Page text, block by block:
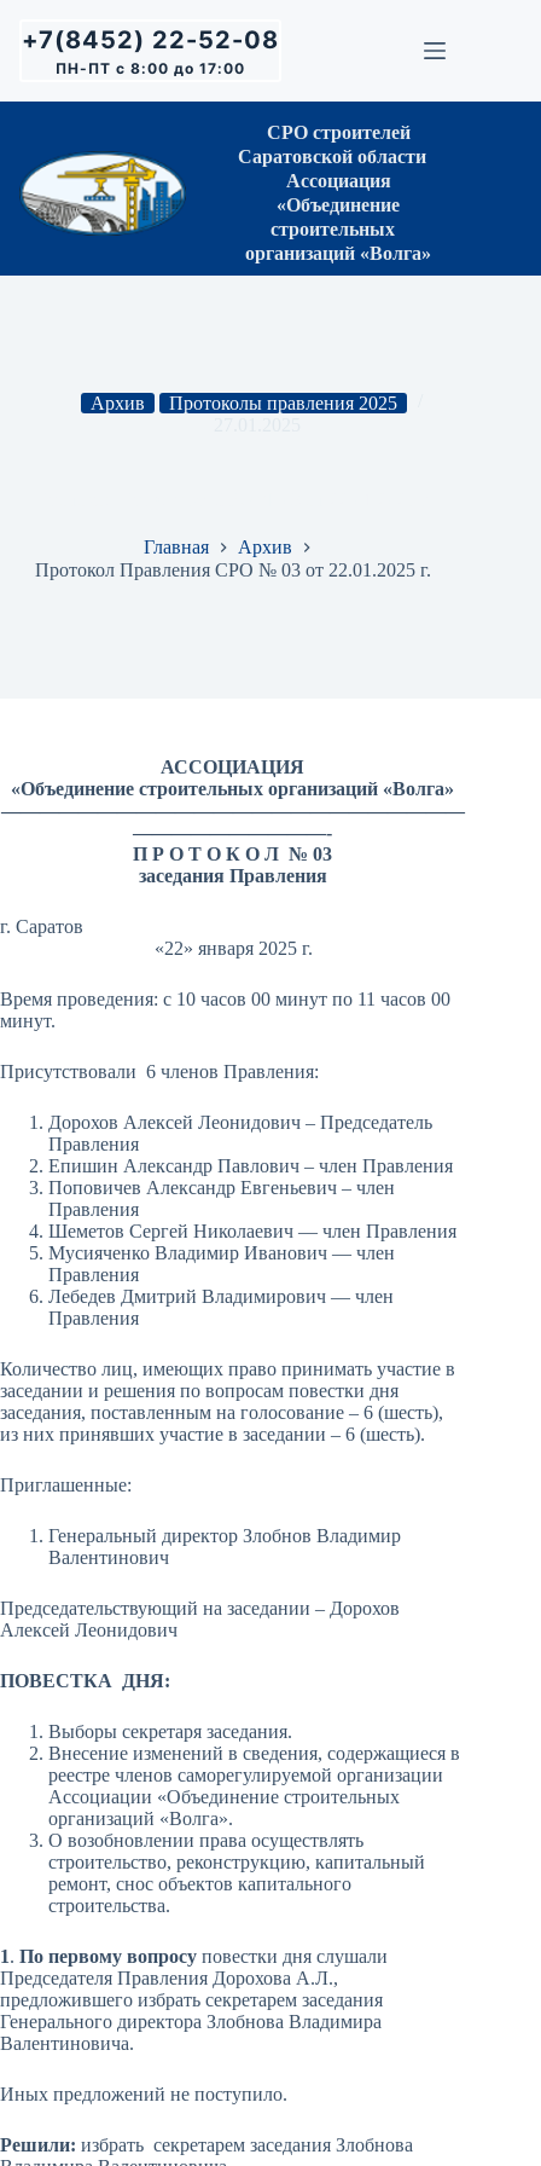
сути+7(8452) 22-52-08
ПН-ПТ с 8:00 до 17:00
СРО строителей
Саратовской области
Ассоциация
«Объединение
строительных
организаций «Волга»
Архив
Протоколы правления 2025
Главная
Архив
Протокол Правления СРО № 03 от 22.01.2025 г.
АССОЦИАЦИЯ
«Объединение строительных организаций «Волга»
————————————————————————
——————————-
П Р О Т О К О Л № 03
заседания Правления
г. Саратов
«22» января 2025 г.
Время проведения: с 10 часов 00 минут по 11 часов 00
минут.
Присутствовали 6 членов Правления:
Дорохов Алексей Леонидович – Председатель
Правления
Епишин Александр Павлович – член Правления
Поповичев Александр Евгеньевич – член
Правления
Шеметов Сергей Николаевич — член Правления
Мусияченко Владимир Иванович — член
Правления
Лебедев Дмитрий Владимирович — член
Правления
Количество лиц, имеющих право принимать участие в
заседании и решения по вопросам повестки дня
заседания, поставленным на голосование – 6 (шесть),
из них принявших участие в заседании – 6 (шесть).
Приглашенные:
Генеральный директор Злобнов Владимир
Валентинович
Председательствующий на заседании – Дорохов
Алексей Леонидович
ПОВЕСТКА ДНЯ:
Выборы секретаря заседания.
Внесение изменений в сведения, содержащиеся в
реестре членов саморегулируемой организации
Ассоциации «Объединение строительных
организаций «Волга».
О возобновлении права осуществлять
строительство, реконструкцию, капитальный
ремонт, снос объектов капитального
строительства.
1. По первому вопросу повестки дня слушали
Председателя Правления Дорохова А.Л.,
предложившего избрать секретарем заседания
Генерального директора Злобнова Владимира
Валентиновича.
Иных предложений не поступило.
Решили: избрать секретарем заседания Злобнова